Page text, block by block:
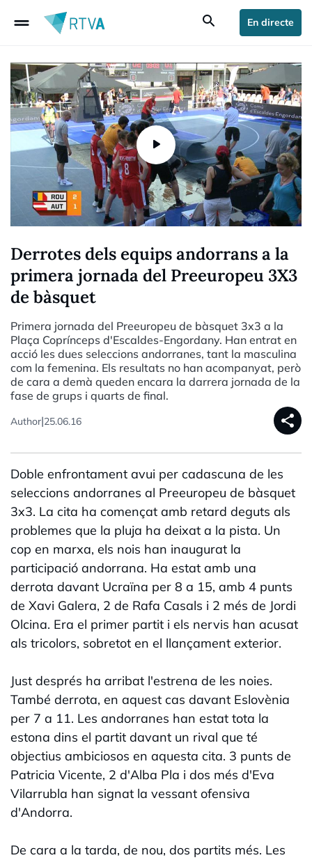
drag_handle search En directe
Derrotes dels equips andorrans a la
primera jornada del Preeuropeu 3X3
de bàsquet
Primera jornada del Preeuropeu de bàsquet 3x3 a la
Plaça Coprínceps d'Escaldes-Engordany. Han entrat en
acció les dues seleccions andorranes, tant la masculina
com la femenina. Els resultats no han acompanyat, però
de cara a demà queden encara la darrera jornada de la
fase de grups i quarts de final.
Author|25.06.16 share
Doble enfrontament avui per cadascuna de les
seleccions andorranes al Preeuropeu de bàsquet
3x3. La cita ha començat amb retard deguts als
problemes que la pluja ha deixat a la pista. Un
cop en marxa, els nois han inaugurat la
participació andorrana. Ha estat amb una
derrota davant Ucraïna per 8 a 15, amb 4 punts
de Xavi Galera, 2 de Rafa Casals i 2 més de Jordi
Olcina. Era el primer partit i els nervis han acusat
als tricolors, sobretot en el llançament exterior.
Just després ha arribat l'estrena de les noies.
També derrota, en aquest cas davant Eslovènia
per 7 a 11. Les andorranes han estat tota la
estona dins el partit davant un rival que té
objectius ambiciosos en aquesta cita. 3 punts de
Patricia Vicente, 2 d'Alba Pla i dos més d'Eva
Vilarrubla han signat la vessant ofensiva
d'Andorra.
De cara a la tarda, de nou, dos partits més. Les